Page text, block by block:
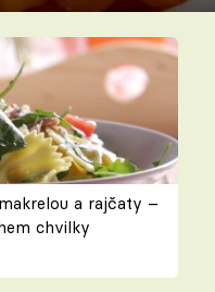
a rajčaty –
chvilky